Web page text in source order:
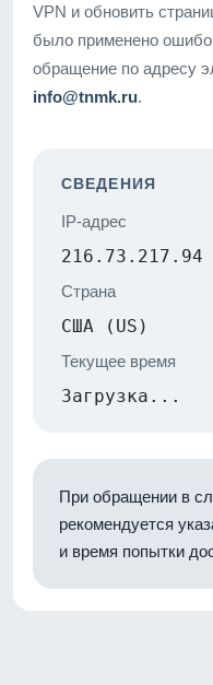
VPN и обновить
было применено
обращение по адресу
info@tnmk.ru.
СВЕДЕНИЯ
IP-адрес
216.73.217.94
Страна
США (US)
Текущее время
Загрузка...
При обращении в
рекомендуется
и время попытки